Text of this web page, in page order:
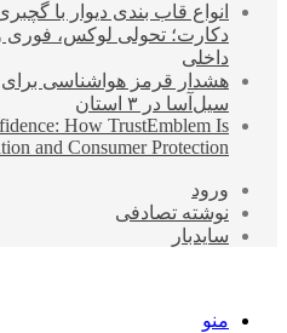
انواع قاب بندی دیوار با
دکارت؛ تحولی لوکس، فوری
داخلی
سیل‌آسا در ۳ استان
How TrustEmblem Is
and Consumer Protection
ورود
نوشته تصادفی
سایدبار
منو